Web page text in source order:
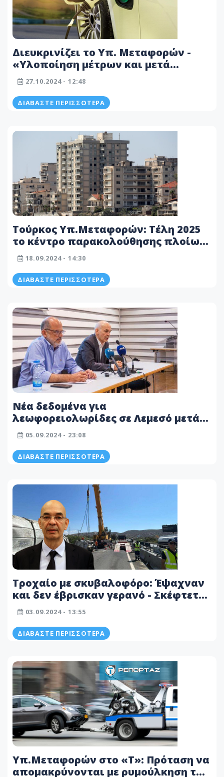
Διευκρινίζει το Υπ. Μεταφορών -
«Υλοποίηση μέτρων και μετά
απαγόρευση οχημάτων με
συμβατικά καύσιμα»
27.10.2024 - 12:48
ΔΙΑΒΆΣΤΕ ΠΕΡΙΣΣΌΤΕΡΑ
Τούρκος Υπ.Μεταφορών: Τέλη 2025
το κέντρο παρακολούθησης πλοίων
στα κατεχόμενα
18.09.2024 - 14:30
ΔΙΑΒΆΣΤΕ ΠΕΡΙΣΣΌΤΕΡΑ
Νέα δεδομένα για
λεωφορειολωρίδες σε Λεμεσό μετά
από αντιδράσεις στον
Υπ.Μεταφορών
05.09.2024 - 23:08
ΔΙΑΒΆΣΤΕ ΠΕΡΙΣΣΌΤΕΡΑ
Τροχαίο με σκυβαλοφόρο: Έψαχναν
και δεν έβρισκαν γερανό - Σκέφτεται
να αγοράσει δικό του το
Υπ.Μεταφορών
03.09.2024 - 13:55
ΔΙΑΒΆΣΤΕ ΠΕΡΙΣΣΌΤΕΡΑ
Υπ.Μεταφορών στο «T»: Πρόταση να
απομακρύνονται με ρυμούλκηση τα